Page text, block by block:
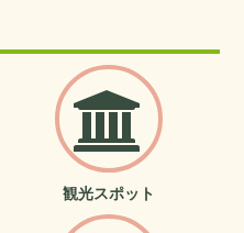
観光スポット